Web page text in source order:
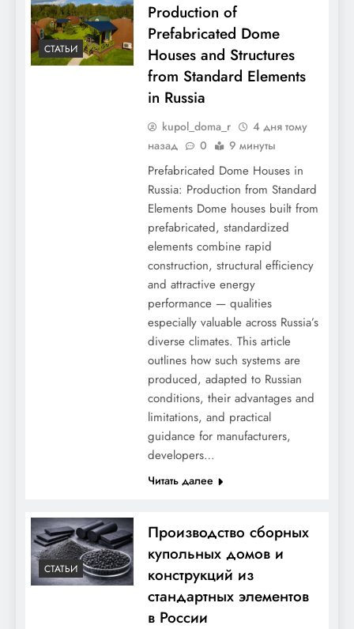
СТАТЬИ
Production of
Prefabricated Dome
Houses and Structures
from Standard Elements
in Russia
kupol_doma_r
4 дня тому
назад
0 9 минуты
Prefabricated Dome Houses in
Russia: Production from Standard
Elements Dome houses built from
prefabricated, standardized
elements combine rapid
construction, structural efficiency
and attractive energy
performance — qualities
especially valuable across Russia’s
diverse climates. This article
outlines how such systems are
produced, adapted to Russian
conditions, their advantages and
limitations, and practical
guidance for manufacturers,
developers…
Читать далее
СТАТЬИ
Производство сборных
купольных домов и
конструкций из
стандартных элементов
в России